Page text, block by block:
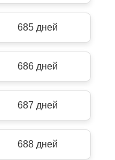
685 дней
686 дней
687 дней
688 дней